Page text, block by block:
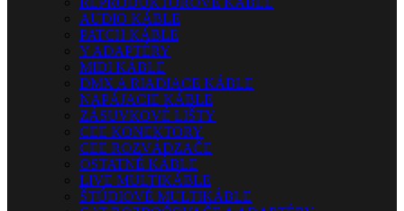
AUDIO KÁBLE
PATCH KÁBLE
Y ADAPTÉRY
MIDI KÁBLE
DMX A RIADIACE KÁBLE
NAPÁJACIE KÁBLE
ZÁSUVKOVÉ LIŠTY
CEE KONEKTORY
CEE ROZVÁDZAČE
OSTATNÉ KÁBLE
LIVE MULTIKÁBLE
ŠTÚDIOVÉ MULTIKÁBLE